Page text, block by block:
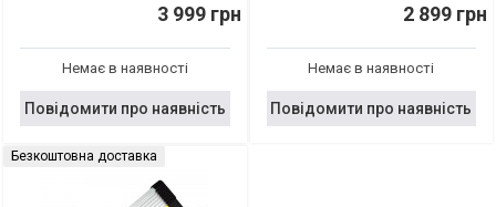
3 999 грн
Немає в наявності
Повідомити про наявність
2 899 грн
Немає в наявності
Повідомити про наявність
Безкоштовна доставка